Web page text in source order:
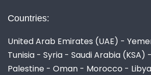
Countries:
United Arab Emirates (UAE) -
Tunisia - Syria - Saudi Arabia
Palestine - Oman - Morocco -